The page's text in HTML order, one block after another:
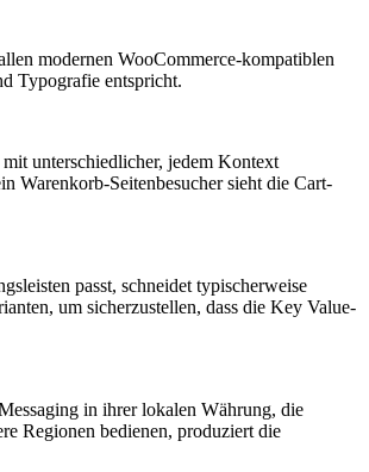
modernen WooCommerce-kompatiblen
Typografie entspricht.
unterschiedlicher, jedem Kontext
Warenkorb-Seitenbesucher sieht die Cart-
passt, schneidet typischerweise
um sicherzustellen, dass die Key Value-
in ihrer lokalen Währung, die
Regionen bedienen, produziert die